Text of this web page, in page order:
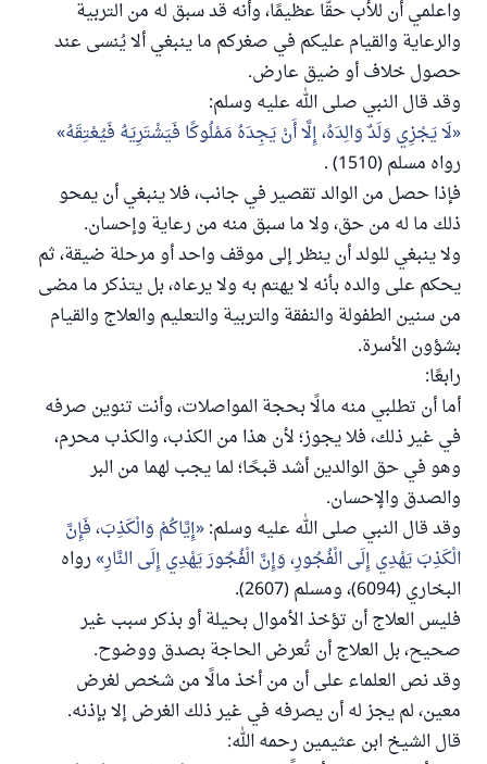
واعلمي أن للأب حقًّا عظيمًا، وأنه قد سبق له من التربية
والرعاية والقيام عليكم في صغركم ما ينبغي ألا يُنسى عند
حصول خلاف أو ضيق عارض.
وقد قال النبي صلى الله عليه وسلم:
لَا يَجْزِي وَلَدٌ وَالِدَهُ، إِلَّا أَنْ يَجِدَهُ مَمْلُوكًا فَيَشْتَرِيَهُ فَيُعْتِقَهُ
رواه مسلم (1510) .
فإذا حصل من الوالد تقصير في جانب، فلا ينبغي أن يمحو
ذلك ما له من حق، ولا ما سبق منه من رعاية وإحسان.
ولا ينبغي للولد أن ينظر إلى موقف واحد أو مرحلة ضيقة، ثم
يحكم على والده بأنه لا يهتم به ولا يرعاه، بل يتذكر ما مضى
من سنين الطفولة والنفقة والتربية والتعليم والعلاج والقيام
بشؤون الأسرة.
رابعًا:
أما أن تطلبي منه مالًا بحجة المواصلات، وأنت تنوين صرفه
في غير ذلك، فلا يجوز؛ لأن هذا من الكذب، والكذب محرم،
وهو في حق الوالدين أشد قبحًا؛ لما يجب لهما من البر
والصدق والإحسان.
وقد قال النبي صلى الله عليه وسلم: إِيَّاكُمْ وَالْكَذِبَ، فَإِنَّ
الْكَذِبَ يَهْدِي إِلَى الْفُجُورِ، وَإِنَّ الْفُجُورَ يَهْدِي إِلَى النَّارِ رواه
البخاري (6094)، ومسلم (2607).
فليس العلاج أن تؤخذ الأموال بحيلة أو بذكر سبب غير
صحيح، بل العلاج أن تُعرض الحاجة بصدق ووضوح.
وقد نص العلماء على أن من أخذ مالًا من شخص لغرض
معين، لم يجز له أن يصرفه في غير ذلك الغرض إلا بإذنه.
قال الشيخ ابن عثيمين رحمه الله: